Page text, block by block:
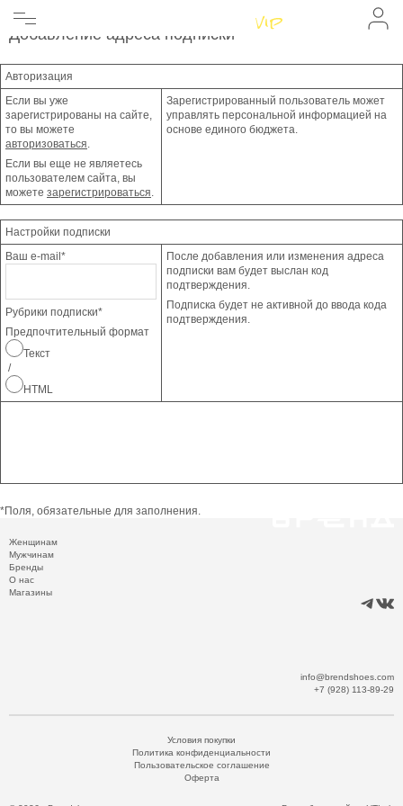
Мужчинам
Магазины
Главная
Добавление адреса подписки
Авторизация
Если вы уже
зарегистрированы на сайте,
то вы можете
авторизоваться.
Если вы еще не являетесь
пользователем сайта, вы
можете зарегистрироваться.
Зарегистрированный пользователь может
управлять персональной информацией на
основе единого бюджета.
Настройки подписки
Ваш e-mail *
Рубрики подписки*
Предпочтительный формат
Текст
/
HTML
После добавления или изменения адреса
подписки вам будет выслан код
подтверждения.
Подписка будет не активной до ввода кода
подтверждения.
*Поля, обязательные для заполнения.
Женщинам
Мужчинам
Бренды
О нас
Магазины
info@brendshoes.com
+7 (928) 113-89-29
Условия покупки
Политика конфиденциальности
Пользовательское соглашение
Оферта